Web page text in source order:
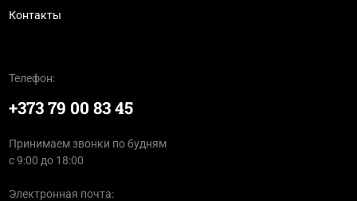
Контакты
Телефон:
+373 79 00 83 45
Принимаем звонки по будням
с 9:00 до 18:00
Электронная почта: